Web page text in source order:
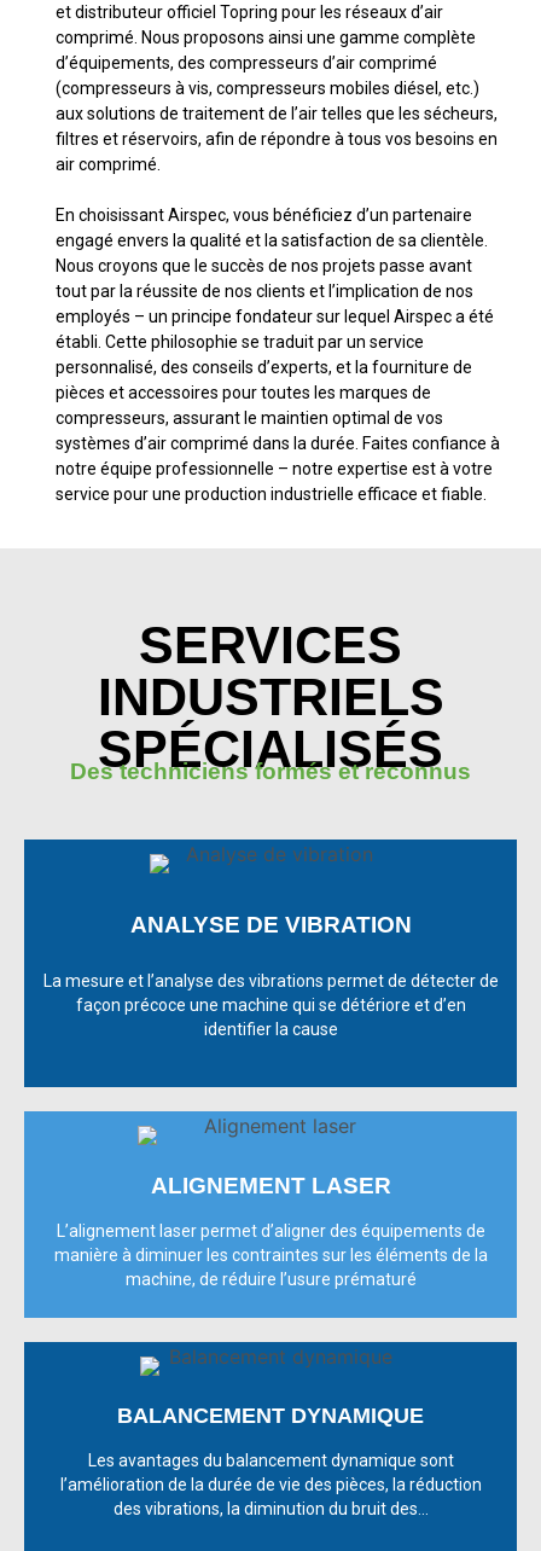
et distributeur officiel Topring pour les réseaux d’air
comprimé. Nous proposons ainsi une gamme complète
d’équipements, des compresseurs d’air comprimé
(compresseurs à vis, compresseurs mobiles diésel, etc.)
aux solutions de traitement de l’air telles que les sécheurs,
filtres et réservoirs, afin de répondre à tous vos besoins en
air comprimé.
En choisissant Airspec, vous bénéficiez d’un partenaire
engagé envers la qualité et la satisfaction de sa clientèle.
Nous croyons que le succès de nos projets passe avant
tout par la réussite de nos clients et l’implication de nos
employés – un principe fondateur sur lequel Airspec a été
établi. Cette philosophie se traduit par un service
personnalisé, des conseils d’experts, et la fourniture de
pièces et accessoires pour toutes les marques de
compresseurs, assurant le maintien optimal de vos
systèmes d’air comprimé dans la durée. Faites confiance à
notre équipe professionnelle – notre expertise est à votre
service pour une production industrielle efficace et fiable.
SERVICES
INDUSTRIELS
SPÉCIALISÉS
Des techniciens formés et reconnus
ANALYSE DE VIBRATION
La mesure et l’analyse des vibrations permet de détecter de
façon précoce une machine qui se détériore et d’en
identifier la cause
ALIGNEMENT LASER
L’alignement laser permet d’aligner des équipements de
manière à diminuer les contraintes sur les éléments de la
machine, de réduire l’usure prématuré
BALANCEMENT DYNAMIQUE
Les avantages du balancement dynamique sont
l’amélioration de la durée de vie des pièces, la réduction
des vibrations, la diminution du bruit des...